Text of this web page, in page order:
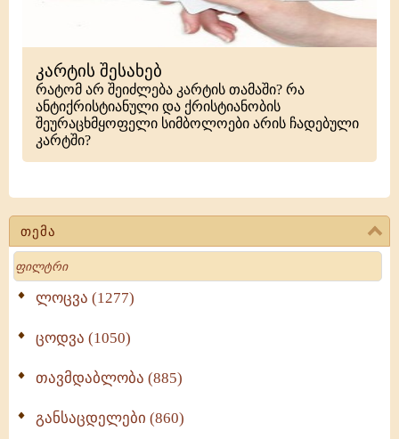
თემა
Search
ლოცვა (1277)
ცოდვა (1050)
თავმდაბლობა (885)
განსაცდელები (860)
კარტის შესახებ
რატომ არ შეიძლება კარტის თამაში? რა
ანტიქრისტიანული და ქრისტიანობის
შეურაცხმყოფელი სიმბოლოები არის ჩადებული
კარტში?